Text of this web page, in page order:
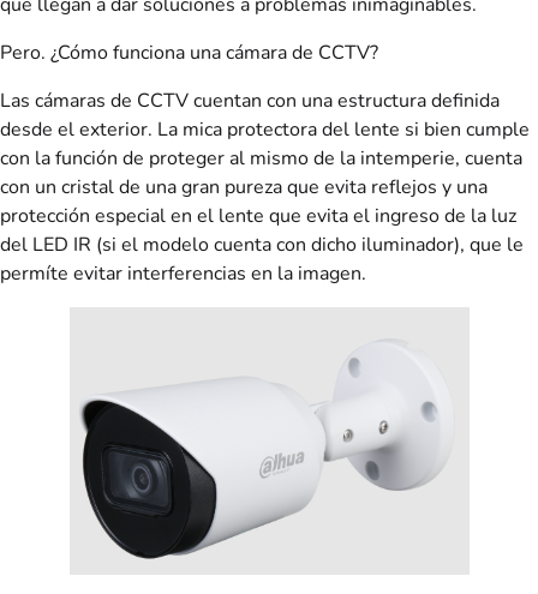
Pero. ¿Cómo funciona una cámara de CCTV?
Las cámaras de CCTV cuentan con una estructura definida
desde el exterior. La mica protectora del lente si bien cumple
con la función de proteger al mismo de la intemperie, cuenta
con un cristal de una gran pureza que evita reflejos y una
protección especial en el lente que evita el ingreso de la luz
del LED IR (si el modelo cuenta con dicho iluminador), que le
permíte evitar interferencias en la imagen.